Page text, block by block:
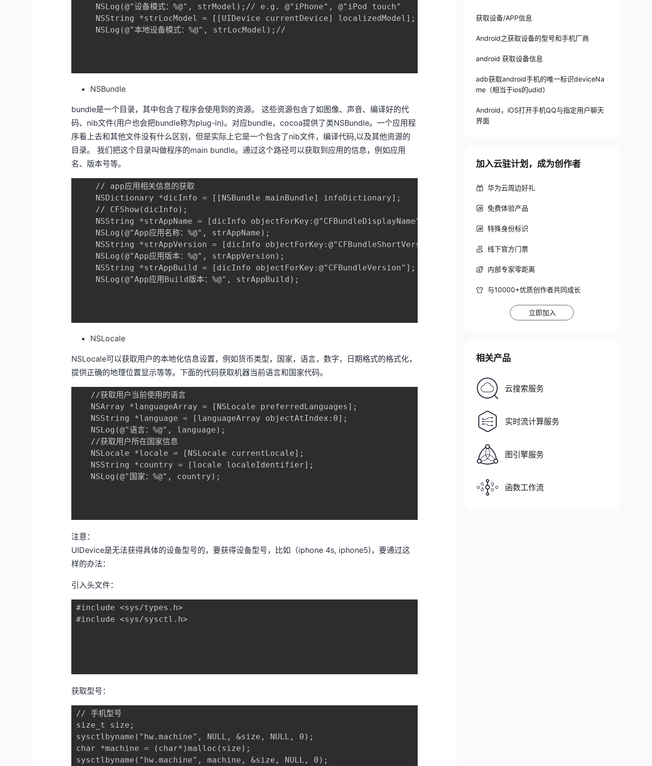
    NSLog(@"设备模式：%@", strModel);// e.g. @"iPhone", @"iPod touch"
    NSString *strLocModel = [[UIDevice currentDevice] localizedModel];
    NSLog(@"本地设备模式：%@", strLocModel);//
NSBundle
bundle是一个目录，其中包含了程序会使用到的资源。 这些资源包含了如图像、声音、编译好的代
码、nib文件(用户也会把bundle称为plug-in)。对应bundle，cocoa提供了类NSBundle。一个应用程
序看上去和其他文件没有什么区别，但是实际上它是一个包含了nib文件，编译代码,以及其他资源的
目录。 我们把这个目录叫做程序的main bundle。通过这个路径可以获取到应用的信息，例如应用
名、版本号等。
    // app应用相关信息的获取
    NSDictionary *dicInfo = [[NSBundle mainBundle] infoDictionary];
    // CFShow(dicInfo);
    NSString *strAppName = [dicInfo objectForKey:@"CFBundleDisplayName"];
    NSLog(@"App应用名称：%@", strAppName);
    NSString *strAppVersion = [dicInfo objectForKey:@"CFBundleShortVersionString"];
    NSLog(@"App应用版本：%@", strAppVersion);
    NSString *strAppBuild = [dicInfo objectForKey:@"CFBundleVersion"];
    NSLog(@"App应用Build版本：%@", strAppBuild);
NSLocale
NSLocale可以获取用户的本地化信息设置，例如货币类型，国家，语言，数字，日期格式的格式化，
提供正确的地理位置显示等等。下面的代码获取机器当前语言和国家代码。
   //获取用户当前使用的语言
   NSArray *languageArray = [NSLocale preferredLanguages];
   NSString *language = [languageArray objectAtIndex:0];
   NSLog(@"语言：%@", language);
   //获取用户所在国家信息
   NSLocale *locale = [NSLocale currentLocale];
   NSString *country = [locale localeIdentifier];
   NSLog(@"国家：%@", country);
注意：
UIDevice是无法获得具体的设备型号的，要获得设备型号，比如（iphone 4s, iphone5)，要通过这
样的办法：
引入头文件：
#include <sys/types.h>
#include <sys/sysctl.h>
获取型号：
// 手机型号
size_t size;
sysctlbyname("hw.machine", NULL, &size, NULL, 0);
char *machine = (char*)malloc(size);
sysctlbyname("hw.machine", machine, &size, NULL, 0);
获取设备/APP信息
Android之获取设备的型号和手机厂商
android 获取设备信息
adb获取android手机的唯一标识deviceNa
me（相当于ios的udid）
Android，iOS打开手机QQ与指定用户聊天
界面
加入云驻计划，成为创作者
华为云周边好礼
免费体验产品
特殊身份标识
线下官方门票
内部专家零距离
与10000+优质创作者共同成长
立即加入
相关产品
云搜索服务
实时流计算服务
图引擎服务
函数工作流